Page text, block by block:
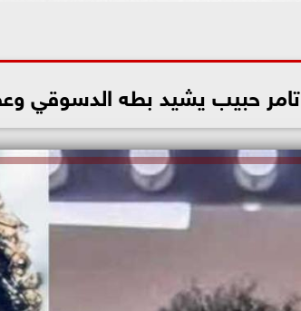
تامر حبيب يشيد بطه الدسوقي